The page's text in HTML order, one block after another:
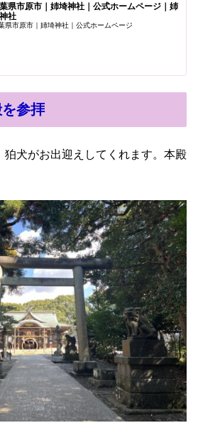
県市原市｜姉埼神社｜公式ホームページ｜姉
社
県市原市｜姉埼神社｜公式ホームページ
参拝
狛犬がお出迎えしてくれます。本殿